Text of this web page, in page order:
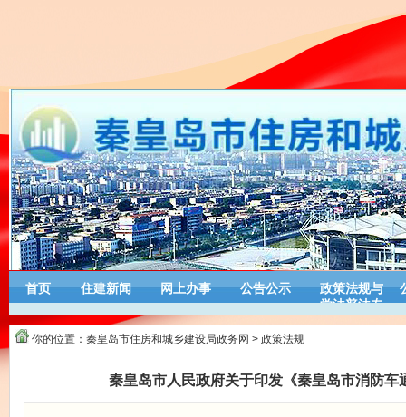
首页 住建新闻 网上办事 公告公示
政策法规与
学法普法专
你的位置： 秦皇岛市住房和城乡建设局政务网 > 政策法规
秦皇岛市人民政府关于印发《秦皇岛市消防车